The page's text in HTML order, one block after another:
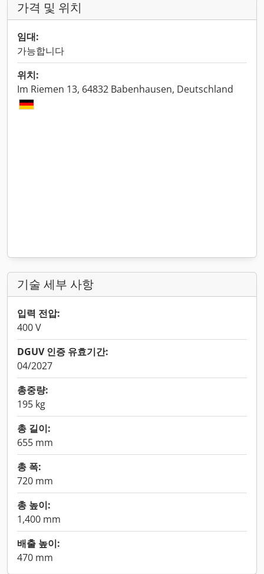
가격 및 위치
임대:
가능합니다
위치:
Im Riemen 13, 64832 Babenhausen, Deutschland
기술 세부 사항
입력 전압:
400 V
DGUV 인증 유효기간:
04/2027
총중량:
195 kg
총 길이:
655 mm
총 폭:
720 mm
총 높이:
1,400 mm
배출 높이:
470 mm